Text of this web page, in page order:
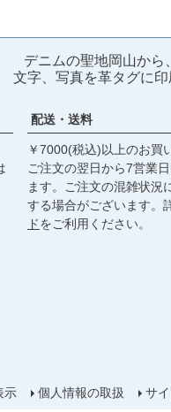
デニムの聖地岡山から
文字、写真を革タグに
配送・送料
￥7000(税込)以上のお買
ご注文の翌日から7営業
ます。ご注文の混雑状況
する場合がございます。
ドをご利用ください。
示 個人情報の取扱 サ